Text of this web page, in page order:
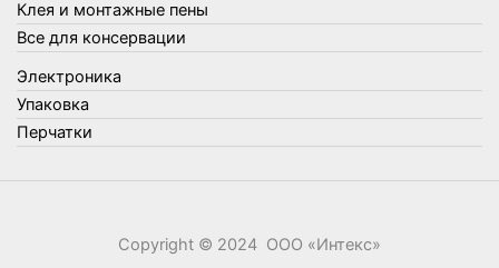
Швабры, стекломои, черенки и насадки
Шнуры, веревки и шпагаты
Электроника
Элементы питания
Клея и монтажные пены
Все для консервации
Электроника
Упаковка
Перчатки
Copyright © 2024 ООО «‎Интекс»‎